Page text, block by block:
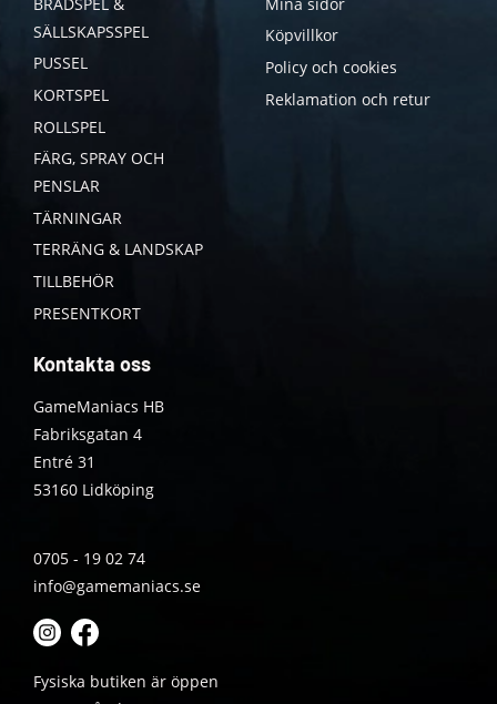
SÄLLSKAPSSPEL
PUSSEL
KORTSPEL
ROLLSPEL
FÄRG, SPRAY OCH
PENSLAR
TÄRNINGAR
TERRÄNG & LANDSKAP
TILLBEHÖR
PRESENTKORT
Köpvillkor
Policy och cookies
Reklamation och retur
Kontakta oss
GameManiacs HB
Fabriksgatan 4
Entré 31
53160 Lidköping
0705 - 19 02 74
info@gamemaniacs.se
Fysiska butiken är öppen